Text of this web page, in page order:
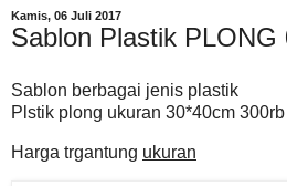
Kamis, 06 Juli 2017
Sablon Plastik PLONG
Sablon berbagai jenis plastik
Plstik plong ukuran 30*40cm
Harga trgantung ukuran